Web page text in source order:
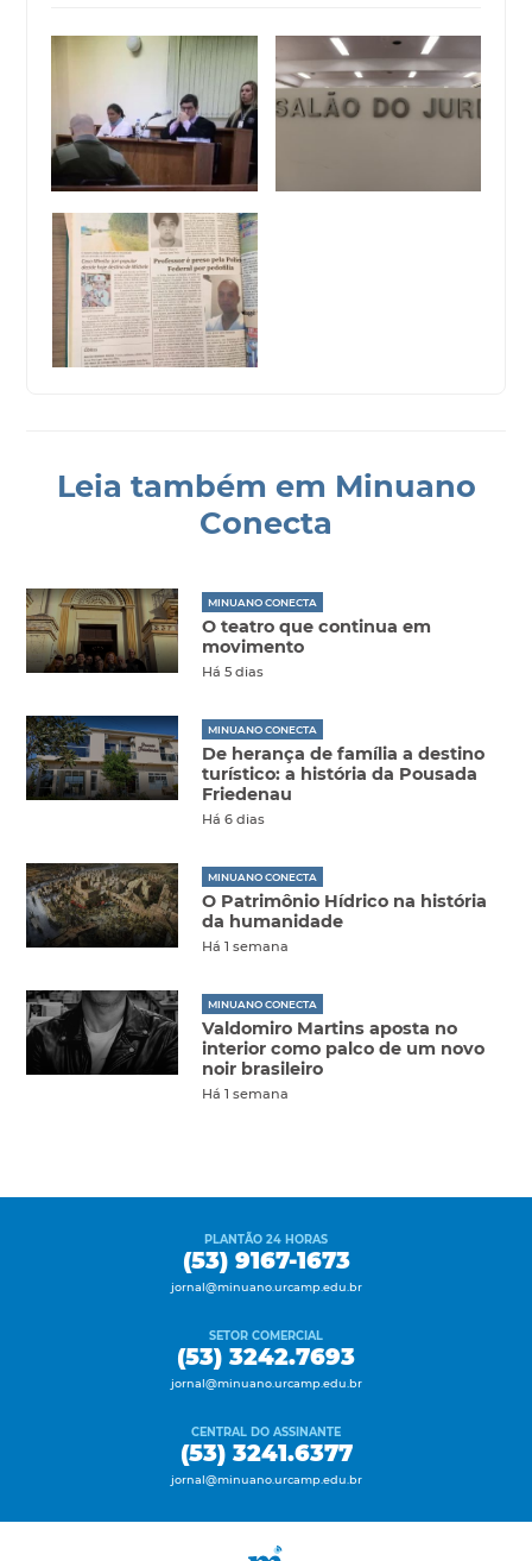
Leia também em Minuano
Conecta
MINUANO CONECTA
O teatro que continua em
movimento
Há 5 dias
MINUANO CONECTA
De herança de família a destino
turístico: a história da Pousada
Friedenau
Há 6 dias
MINUANO CONECTA
O Patrimônio Hídrico na história
da humanidade
Há 1 semana
MINUANO CONECTA
Valdomiro Martins aposta no
interior como palco de um novo
noir brasileiro
Há 1 semana
PLANTÃO 24 HORAS
(53) 9167-1673
jornal@minuano.urcamp.edu.br
SETOR COMERCIAL
(53) 3242.7693
jornal@minuano.urcamp.edu.br
CENTRAL DO ASSINANTE
(53) 3241.6377
jornal@minuano.urcamp.edu.br